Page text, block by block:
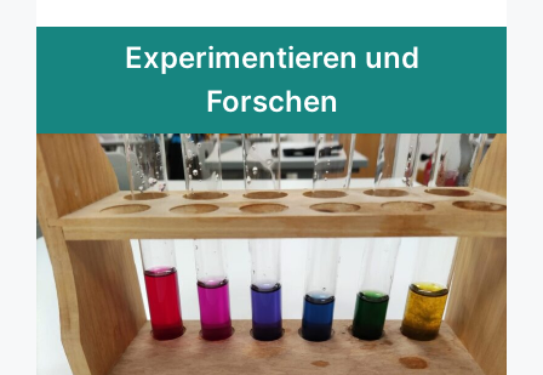
Experimentieren und
Forschen